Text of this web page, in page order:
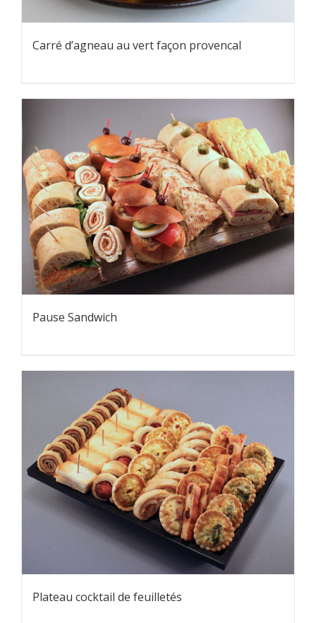
Carré d’agneau au vert façon provencal
Pause Sandwich
Plateau cocktail de feuilletés